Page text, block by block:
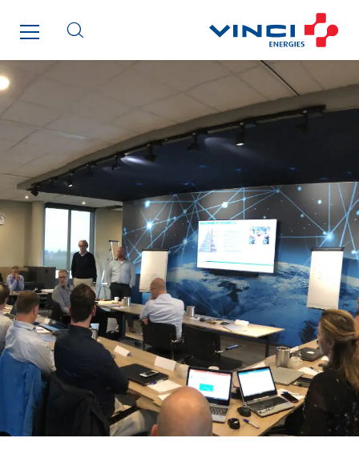
Germany
Indonesia
Netherlands
Nordic countries
Norway
Poland
Portugal
Romania
Slovakia
Spain
Sweden
Switzerland
United Kingdom